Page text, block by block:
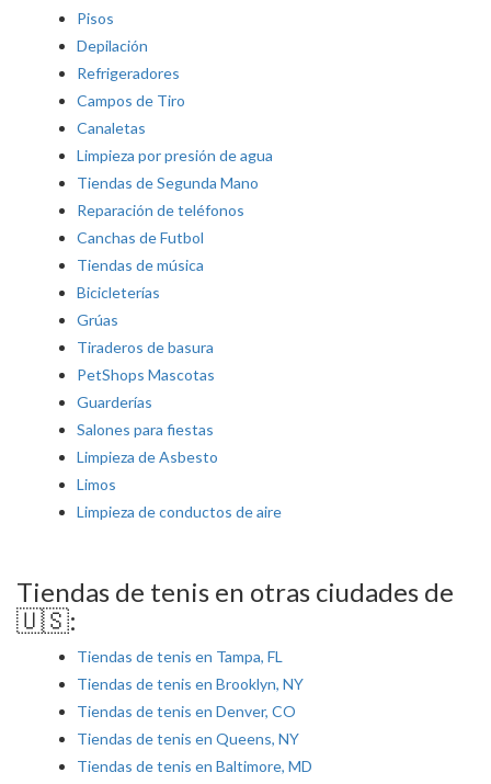
Pisos
Depilación
Refrigeradores
Campos de Tiro
Canaletas
Limpieza por presión de agua
Tiendas de Segunda Mano
Reparación de teléfonos
Canchas de Futbol
Tiendas de música
Bicicleterías
Grúas
Tiraderos de basura
PetShops Mascotas
Guarderías
Salones para fiestas
Limpieza de Asbesto
Limos
Limpieza de conductos de aire
Tiendas de tenis en otras ciudades de
🇺🇸:
Tiendas de tenis en Tampa, FL
Tiendas de tenis en Brooklyn, NY
Tiendas de tenis en Denver, CO
Tiendas de tenis en Queens, NY
Tiendas de tenis en Baltimore, MD